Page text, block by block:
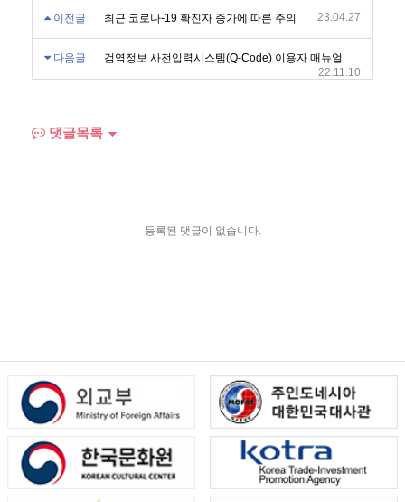
이전글 최근 코로나-19 확진자 증가에 따른 주의 23.04.27
다음글
검역정보 사전입력시스템(Q-Code) 이용자 매뉴얼
22.11.10
댓글목록
등록된 댓글이 없습니다.